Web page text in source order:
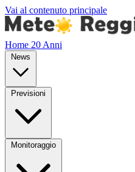
Vai al contenuto principale
Home 20 Anni
News
Previsioni
Monitoraggio